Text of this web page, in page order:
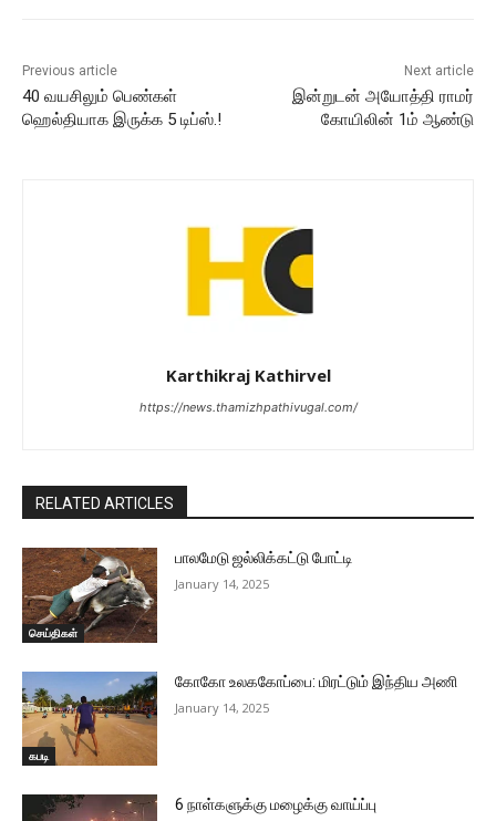
Previous article
40 வயசிலும் பெண்கள்
ஹெல்தியாக இருக்க 5 டிப்ஸ்.!
Next article
இன்றுடன் அயோத்தி ராமர்
கோயிலின் 1ம் ஆண்டு
Karthikraj Kathirvel
https://news.thamizhpathivugal.com/
RELATED ARTICLES
செய்திகள்
பாலமேடு ஜல்லிக்கட்டு போட்டி
January 14, 2025
கபடி
கோகோ உலககோப்பை: மிரட்டும் இந்திய அணி
January 14, 2025
6 நாள்களுக்கு மழைக்கு வாய்ப்பு